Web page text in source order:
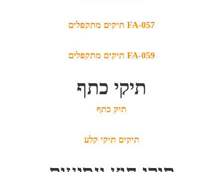
תיקים מתקפלים FA-057
תיקים מתקפלים FA-059
תיקי כתף
תיק כתף
תיקים תיקי קלע